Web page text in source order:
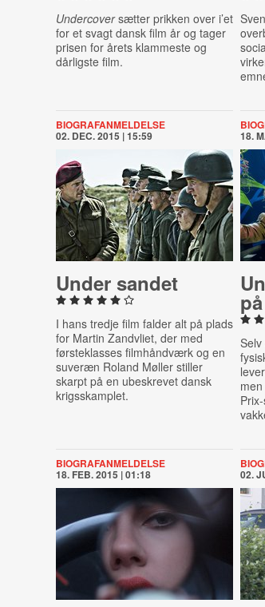
Undercoversætter prikken over i’et
for et svagt dansk film år og tager
prisen for årets klammeste og
dårligste film.
BIOGRAFANMELDELSE
02. DEC. 2015 | 15:59
Under sandet
I hans tredje film falder alt på plads
for Martin Zandvliet, der med
førsteklasses filmhåndværk og en
suveræn Roland Møller stiller
skarpt på en ubeskrevet dansk
krigsskamplet.
18.
BIOGRAFANMELDELSE
18. FEB. 2015 | 01:18 02.